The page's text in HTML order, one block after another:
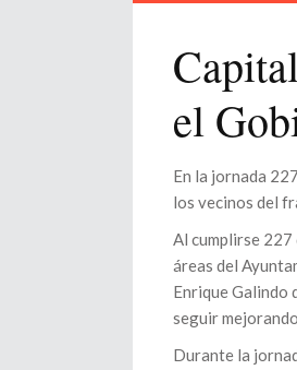
el
En la jornada
los vecinos del
Al cumplirse
áreas del
Enrique Galindo
seguir
Durante la